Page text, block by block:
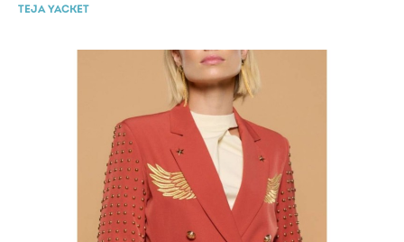
TEJA YACKET